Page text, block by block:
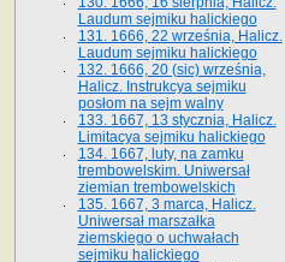
Laudum sejmiku halickiego
131. 1666, 22 września, Halicz.
Laudum sejmiku halickiego
132. 1666, 20 (sic) września,
Halicz. Instrukcya sejmiku
posłom na sejm walny
133. 1667, 13 stycznia, Halicz.
Limitacya sejmiku halickiego
134. 1667, luty, na zamku
trembowelskim. Uniwersał
ziemian trembowelskich
135. 1667, 3 marca, Halicz.
Uniwersał marszałka
ziemskiego o uchwałach
sejmiku halickiego